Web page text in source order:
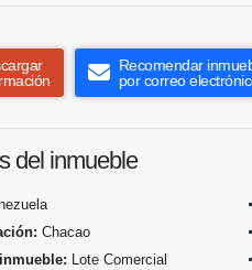
Recomendar
por correo
del inmueble
Chacao
Lote Comercial